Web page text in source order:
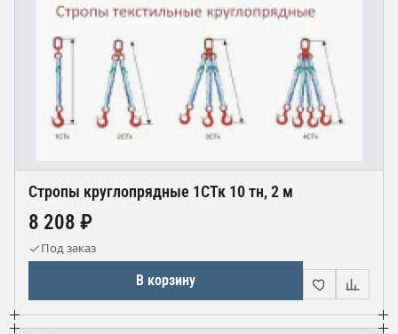
Стропы круглопрядные 1СТк 10 тн, 2 м
8 208 ₽
Под заказ
В корзину